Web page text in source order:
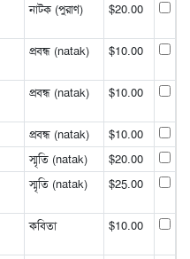
নাটক (পুরাণ) $20.00
প্রবন্ধ (natak) $10.00
প্রবন্ধ (natak) $10.00
প্রবন্ধ (natak)
$10.00
স্মৃতি (natak)
$20.00
স্মৃতি (natak) $25.00
কবিতা $10.00